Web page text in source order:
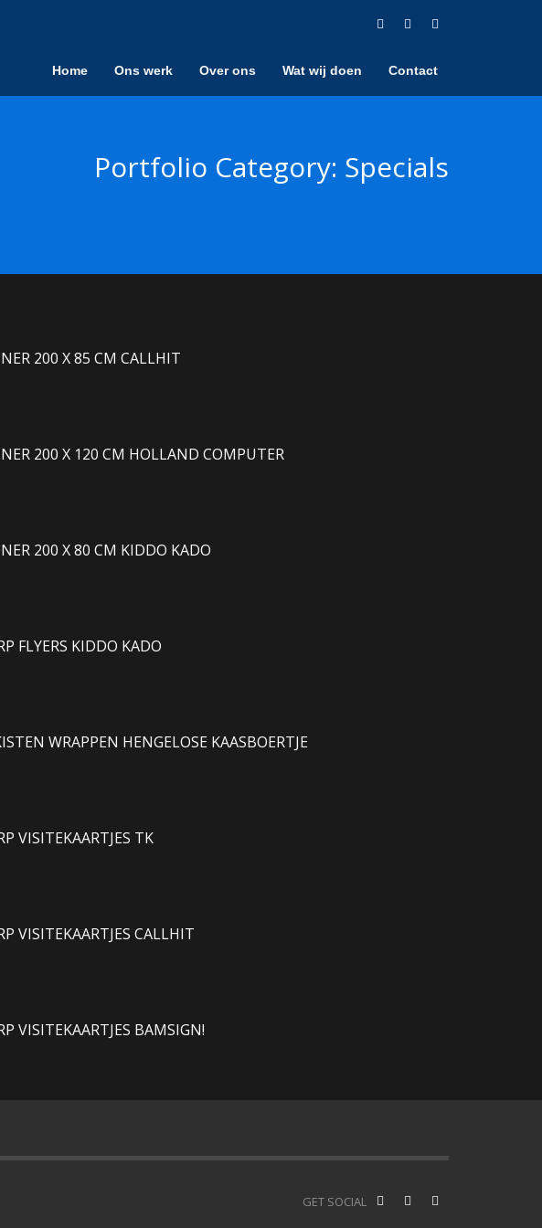
Home Ons werk Over ons Wat wij doen Contact
Portfolio Category: Specials
200 X 85 CM CALLHIT
200 X 120 CM HOLLAND COMPUTER
200 X 80 CM KIDDO KADO
FLYERS KIDDO KADO
WRAPPEN HENGELOSE KAASBOERTJE
VISITEKAARTJES TK
VISITEKAARTJES CALLHIT
VISITEKAARTJES BAMSIGN!
GET SOCIAL